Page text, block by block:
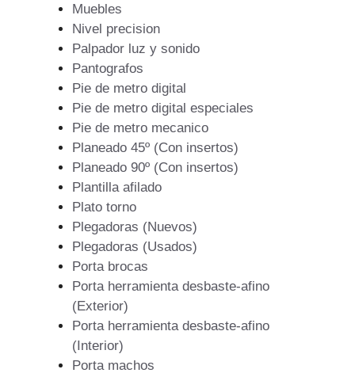
Muebles
Nivel precision
Palpador luz y sonido
Pantografos
Pie de metro digital
Pie de metro digital especiales
Pie de metro mecanico
Planeado 45º (Con insertos)
Planeado 90º (Con insertos)
Plantilla afilado
Plato torno
Plegadoras (Nuevos)
Plegadoras (Usados)
Porta brocas
Porta herramienta desbaste-afino
(Exterior)
Porta herramienta desbaste-afino
(Interior)
Porta machos